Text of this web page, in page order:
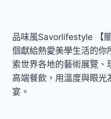
品味風Savorlifestyle 【
個獻給熱愛美學生活的你
索世界各地的藝術展覽
高端餐飲，用溫度與眼
宴。